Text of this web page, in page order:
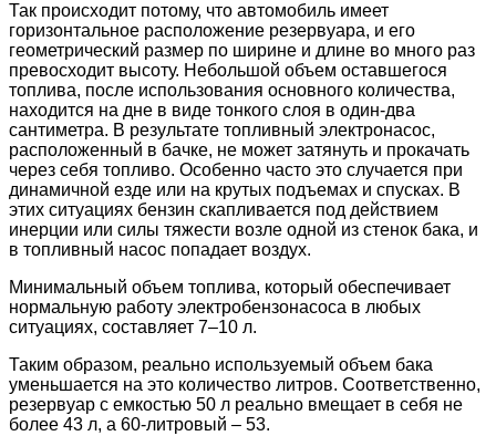
Так происходит потому, что автомобиль имеет
горизонтальное расположение резервуара, и его
геометрический размер по ширине и длине во много раз
превосходит высоту. Небольшой объем оставшегося
топлива, после использования основного количества,
находится на дне в виде тонкого слоя в один-два
сантиметра. В результате топливный электронасос,
расположенный в бачке, не может затянуть и прокачать
через себя топливо. Особенно часто это случается при
динамичной езде или на крутых подъемах и спусках. В
этих ситуациях бензин скапливается под действием
инерции или силы тяжести возле одной из стенок бака, и
в топливный насос попадает воздух.
Минимальный объем топлива, который обеспечивает
нормальную работу электробензонасоса в любых
ситуациях, составляет 7–10 л.
Таким образом, реально используемый объем бака
уменьшается на это количество литров. Соответственно,
резервуар с емкостью 50 л реально вмещает в себя не
более 43 л, а 60-литровый – 53.